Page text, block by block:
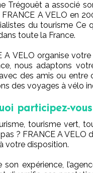
Trégouët a associé
FRANCE A VELO en
du tourisme Ce
toute la France.
A VELO organise
nous adaptons
des amis ou entre
des voyages à vélo
participez-
tourisme vert,
pas ? FRANCE A
votre disposition.
son expérience,